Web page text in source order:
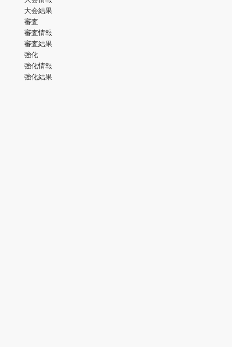
大会結果
審査
審査情報
審査結果
強化
強化情報
強化結果